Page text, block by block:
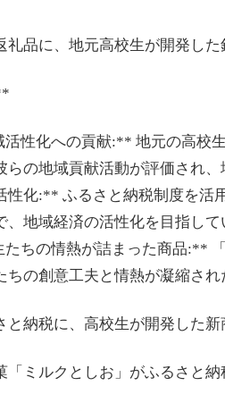
品に、地元高校生が開発し
性化への貢献:** 地元の高校
の地域貢献活動が評価され、
性化:** ふるさと納税制度を活
地域経済の活性化を目指して
ちの情熱が詰まった商品:**
の創意工夫と情熱が凝縮され
納税に、高校生が開発した新
「ミルクとしお」がふるさと